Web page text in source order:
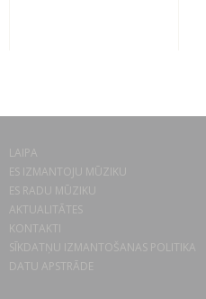
LAIPA
ES IZMANTOJU MŪZIKU
ES RADU MŪZIKU
AKTUALITĀTES
KONTAKTI
SĪKDATŅU IZMANTOŠANAS POLITIKA
DATU APSTRĀDE